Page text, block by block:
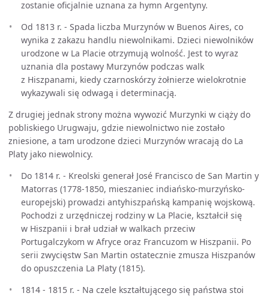
zostanie oficjalnie uznana za hymn Argentyny.
Od 1813 r. - Spada liczba Murzynów w Buenos Aires, co
wynika z zakazu handlu niewolnikami. Dzieci niewolników
urodzone w La Placie otrzymują wolność. Jest to wyraz
uznania dla postawy Murzynów podczas walk
z Hiszpanami, kiedy czarnoskórzy żołnierze wielokrotnie
wykazywali się odwagą i determinacją.
Z drugiej jednak strony można wywozić Murzynki w ciąży do
pobliskiego Urugwaju, gdzie niewolnictwo nie zostało
zniesione, a tam urodzone dzieci Murzynów wracają do La
Platy jako niewolnicy.
Do 1814 r. - Kreolski generał José Francisco de San Martin y
Matorras (1778-1850, mieszaniec indiańsko-murzyńsko-
europejski) prowadzi antyhiszpańską kampanię wojskową.
Pochodzi z urzędniczej rodziny w La Placie, kształcił się
w Hiszpanii i brał udział w walkach przeciw
Portugalczykom w Afryce oraz Francuzom w Hiszpanii. Po
serii zwycięstw San Martin ostatecznie zmusza Hiszpanów
do opuszczenia La Platy (1815).
1814 - 1815 r. - Na czele kształtującego się państwa stoi